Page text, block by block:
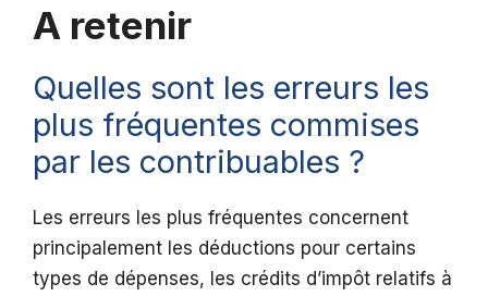
A retenir
Quelles sont les erreurs les
plus fréquentes commises
par les contribuables ?
Les erreurs les plus fréquentes concernent
principalement les déductions pour certains
types de dépenses, les crédits d’impôt relatifs à